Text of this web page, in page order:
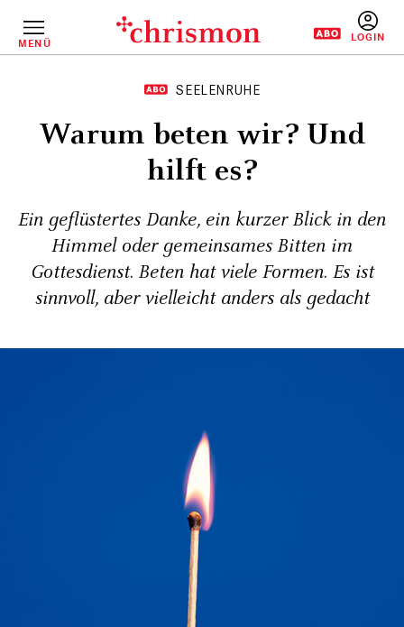
InhaltMENÜ
SEELENRUHE
Warum beten wir? Und
hilft es?
Ein geflüstertes Danke, ein kurzer Blick in den
Himmel oder gemeinsames Bitten im
Gottesdienst. Beten hat viele Formen. Es ist
sinnvoll, aber vielleicht anders als gedacht